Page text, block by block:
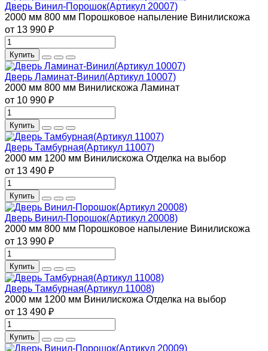
Дверь Винил-Порошок(Артикул 20007)
2000 мм 800 мм Порошковое напыление Винилискожа
от 13 990 ₽
Купить
Дверь Ламинат-Винил(Артикул 10007)
2000 мм 800 мм Винилискожа Ламинат
от 10 990 ₽
Купить
Дверь Тамбурная(Артикул 11007)
2000 мм 1200 мм Винилискожа Отделка на выбор
от 13 490 ₽
Купить
Дверь Винил-Порошок(Артикул 20008)
2000 мм 800 мм Порошковое напыление Винилискожа
от 13 990 ₽
Купить
Дверь Тамбурная(Артикул 11008)
2000 мм 1200 мм Винилискожа Отделка на выбор
от 13 490 ₽
Купить